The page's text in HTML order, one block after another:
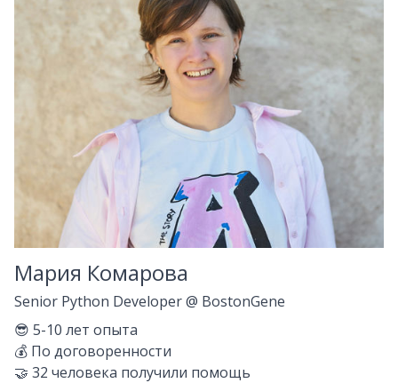
Мария Комарова
Senior Python Developer@ BostonGene
😎 5-10 лет опыта
💰 По договоренности
🤝 32 человека получили помощь